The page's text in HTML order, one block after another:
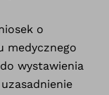
o
medycznego
wystawienia